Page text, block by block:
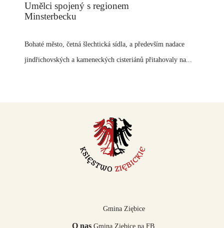
Umělci spojený s regionem
Minsterbecku
Bohaté město, četná šlechtická sídla, a především nadace
jindřichovských a kameneckých cisteriánů přitahovaly na...
O nas
Gmina Ziębice
Gmina Ziębice na FB